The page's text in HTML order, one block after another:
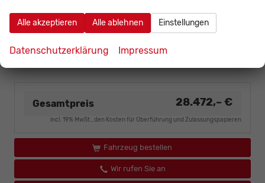
Polsterung
Zustand
Zustand, Beschaffenheit
Gesamtpreis 28.472,– €
incl. 19% MwSt., den Kosten für Überführung und Zulassungspapieren
Fahrzeug bestellen
Wir rufen Sie an
Alle akzeptieren Alle ablehnen Einstellungen
Datenschutzerklärung Impressum